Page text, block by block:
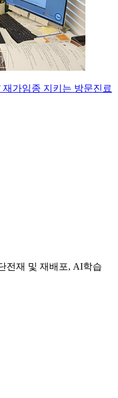
가임종 지키는 방문진료
전재 및 재배포, AI학습